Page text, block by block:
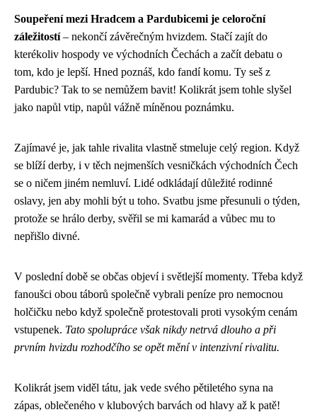
Soupeření mezi Hradcem a Pardubicemi je celoroční
záležitostí– nekončí závěrečným hvizdem. Stačí zajít do
kterékoliv hospody ve východních Čechách a začít debatu o
tom, kdo je lepší. Hned poznáš, kdo fandí komu. Ty seš z
Pardubic? Tak to se nemůžem bavit! Kolikrát jsem tohle slyšel
jako napůl vtip, napůl vážně míněnou poznámku.
Zajímavé je, jak tahle rivalita vlastně stmeluje celý region. Když
se blíží derby, i v těch nejmenších vesničkách východních Čech
se o ničem jiném nemluví. Lidé odkládají důležité rodinné
oslavy, jen aby mohli být u toho. Svatbu jsme přesunuli o týden,
protože se hrálo derby, svěřil se mi kamarád a vůbec mu to
nepřišlo divné.
V poslední době se občas objeví i světlejší momenty. Třeba když
fanoušci obou táborů společně vybrali peníze pro nemocnou
holčičku nebo když společně protestovali proti vysokým cenám
vstupenek. Tato spolupráce však nikdy netrvá dlouho a při
prvním hvizdu rozhodčího se opět mění v intenzivní rivalitu.
Kolikrát jsem viděl tátu, jak vede svého pětiletého syna na
zápas, oblečeného v klubových barvách od hlavy až k patě!